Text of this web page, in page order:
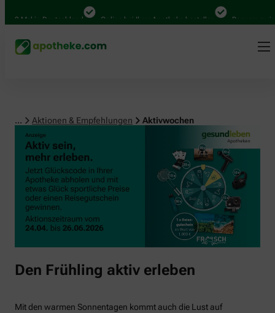
Mal in Deutschland Online bei Ihrer Apotheke bestellen Bequem
... Aktionen & Empfehlungen Aktivwochen
Den Frühling aktiv erleben
Mit den warmen Sonnentagen kommt auch die Lust auf